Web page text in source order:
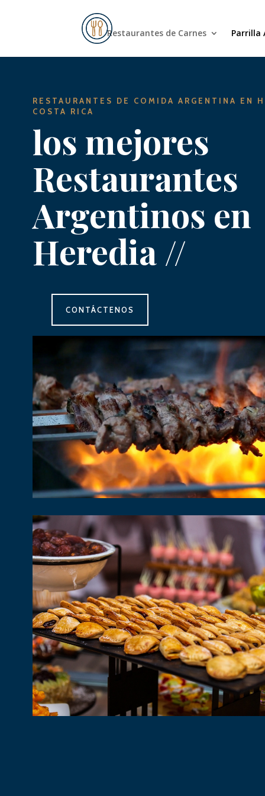
Restaurantes de Carnes Parrilla
RESTAURANTES DE COMIDA ARGENTINA EN
COSTA RICA
los mejores
Restaurantes
Argentinos en
Heredia //
CONTÁCTENOS